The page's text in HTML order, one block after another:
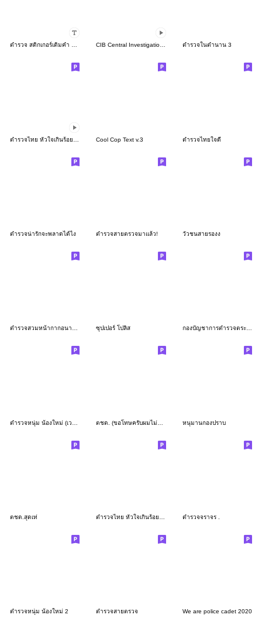
ตำรวจ สติกเกอร์เติมคำ คำในชีวิตประจำวัน. CIB Central Investigation Bureau V.2 ตำรวจในตำนาน 3
Cool Cop Text v.3 ตำรวจไทยใจดี
ตำรวจน่ารักจะพลาดได้ไง ตำรวจสายตรวจมาแล้ว! วัวชนสายรองง
ตำรวจสวมหน้ากากอนามัยด้วยครับ ซุปเปอร์ โปลิส กองบัญชาการตำรวจตระเวนชายแดน
หนุมานกองปราบ
ตชด.สุดเท่ ตำรวจจราจร .
ตำรวจหนุ่ม น้องใหม่ 2 ตำรวจสายตรวจ We are police cadet 2020